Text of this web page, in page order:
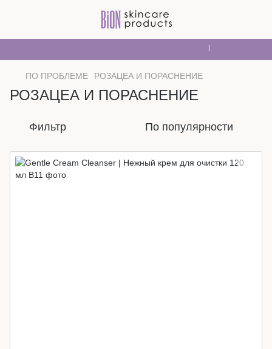
Мы работаем. Все
ПО ПРОБЛЕМЕ РОЗАЦЕА И ПОРАСНЕНИЕ
РОЗАЦЕА И ПОРАСНЕНИЕ
Фильтр По популярности